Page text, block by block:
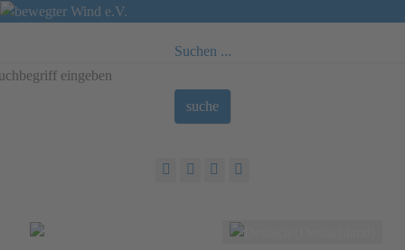
Suchen ...
suche
Sprache auswählen